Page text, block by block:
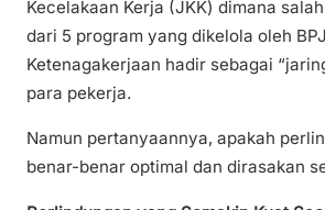
Kecelakaan Kerja (JKK) dimana
dari 5 program yang dikelola oleh
Ketenagakerjaan hadir sebagai
para pekerja.
Namun pertanyaannya, apakah
benar-benar optimal dan dirasakan